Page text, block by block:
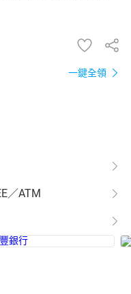
一鍵全領
／ATM